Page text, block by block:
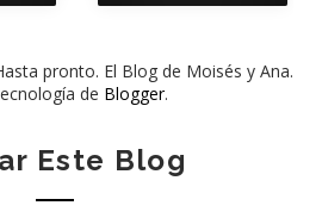
pronto. El Blog de Moisés y Ana.
de Blogger.
Este Blog